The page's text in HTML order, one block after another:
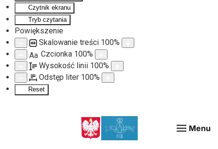
Czytnik ekranu
Tryb czytania
Powiększenie
Skalowanie treści 100%
Aa Czcionka 100%
Wysokość linii 100%
Odstęp liter 100%
Reset
Menu